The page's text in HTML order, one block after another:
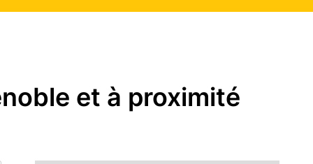
et à proximité